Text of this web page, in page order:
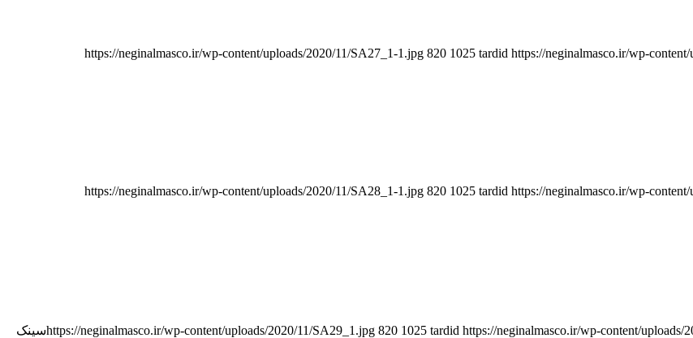
https://neginalmasco.ir/wp-content/uploads/2020/11/SA27_1-1.jpg 820 1025 tardid https://neginalmasco.ir/wp-
https://neginalmasco.ir/wp-content/uploads/2020/11/SA28_1-1.jpg 820 1025 tardid https://neginalmasco.ir/wp-
https://neginalmasco.ir/wp-content/uploads/2020/11/SA29_1.jpg 820 1025 tardid https://neginalmasco.ir/wp-content/uploads/
سینک